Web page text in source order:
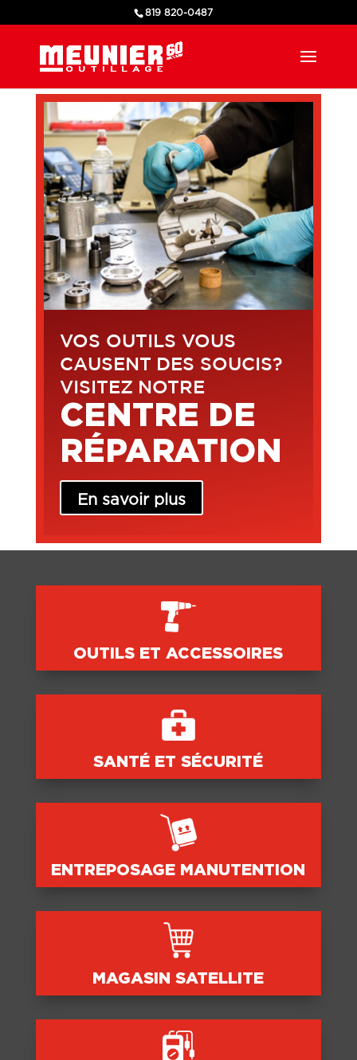
819 820-0487
VOS OUTILS VOUS
CAUSENT DES SOUCIS?
VISITEZ NOTRE
CENTRE DE
RÉPARATION
En savoir plus
OUTILS ET ACCESSOIRES
SANTÉ ET SÉCURITÉ
ENTREPOSAGE MANUTENTION
MAGASIN SATELLITE